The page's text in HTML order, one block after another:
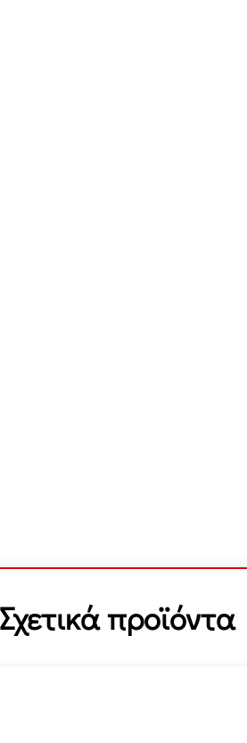
Σχετικά προϊόντα